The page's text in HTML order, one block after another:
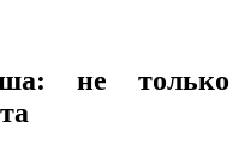
не только